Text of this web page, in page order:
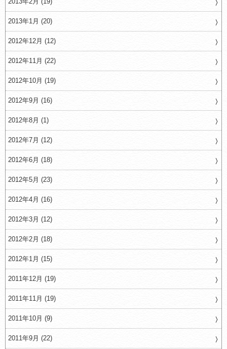
2013年1月 (20)
2012年12月 (12)
2012年11月 (22)
2012年10月 (19)
2012年9月 (16)
2012年8月 (1)
2012年7月 (12)
2012年6月 (18)
2012年5月 (23)
2012年4月 (16)
2012年3月 (12)
2012年2月 (18)
2012年1月 (15)
2011年12月 (19)
2011年11月 (19)
2011年10月 (9)
2011年9月 (22)